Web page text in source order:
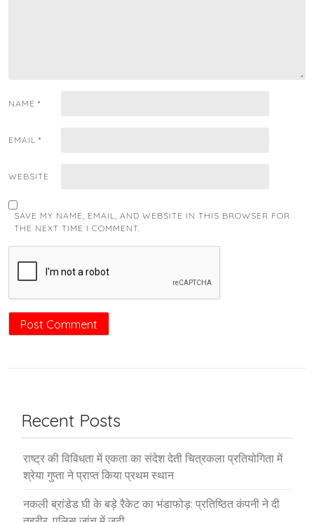
NAME *
EMAIL *
WEBSITE
SAVE MY NAME, EMAIL, AND WEBSITE IN THIS BROWSER FOR
THE NEXT TIME I COMMENT.
Recent Posts
राष्ट्र की विविधता में एकता का संदेश देती चित्रकला प्रतियोगिता में
श्रेया गुप्ता ने प्राप्त किया प्रथम स्थान
नकली ब्रांडेड घी के बड़े रैकेट का भंडाफोड़: प्रतिष्ठित कंपनी ने दी